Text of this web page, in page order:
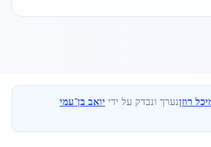
רוזןנערך ונבדק על ידי יואב בן־עמי